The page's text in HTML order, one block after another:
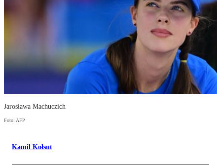
Jarosława Machuczich
Foto: AFP
Kamil Kołsut